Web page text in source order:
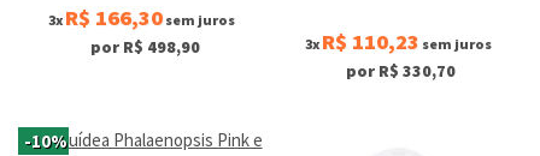
3x R$ 166,30 sem juros
por R$ 498,90 3x R$ 110,23 sem juros
por R$ 330,70
-10%